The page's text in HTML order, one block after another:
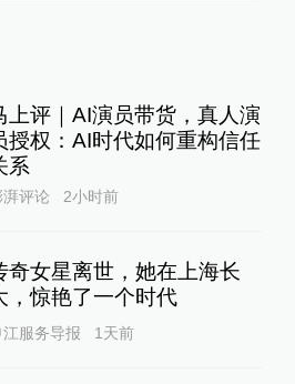
上评｜AI演员带货，真人演
授权：AI时代如何重构信任
系
湃评论 2小时前
奇女星离世，她在上海长
，惊艳了一个时代
江服务导报 1天前